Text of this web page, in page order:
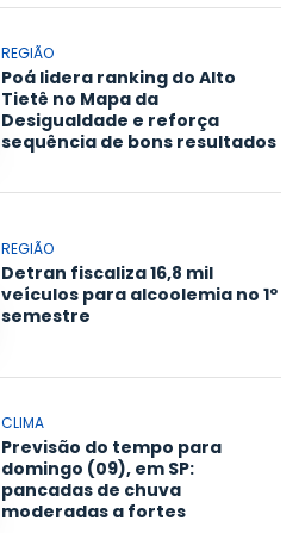
REGIÃO
Poá lidera ranking do Alto
Tietê no Mapa da
Desigualdade e reforça
sequência de bons resultados
REGIÃO
Detran fiscaliza 16,8 mil
veículos para alcoolemia no 1º
semestre
CLIMA
Previsão do tempo para
domingo (09), em SP:
pancadas de chuva
moderadas a fortes